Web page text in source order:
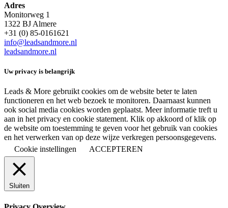
Adres
Monitorweg 1
1322 BJ Almere
+31 (0) 85-0161621
info@leadsandmore.nl
leadsandmore.nl
Uw privacy is belangrijk
Leads & More gebruikt cookies om de website beter te laten
functioneren en het web bezoek te monitoren. Daarnaast kunnen
ook social media cookies worden geplaatst. Meer informatie treft u
aan in het privacy en cookie statement. Klik op akkoord of klik op
de website om toestemming te geven voor het gebruik van cookies
en het verwerken van op deze wijze verkregen persoonsgegevens.
Cookie instellingen
ACCEPTEREN
Sluiten